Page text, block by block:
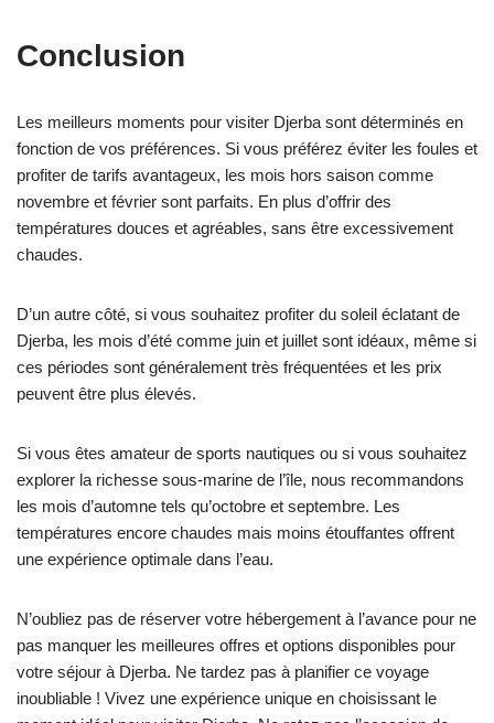
Conclusion
Les meilleurs moments pour visiter Djerba sont déterminés en
fonction de vos préférences. Si vous préférez éviter les foules et
profiter de tarifs avantageux, les mois hors saison comme
novembre et février sont parfaits. En plus d’offrir des
températures douces et agréables, sans être excessivement
chaudes.
D’un autre côté, si vous souhaitez profiter du soleil éclatant de
Djerba, les mois d’été comme juin et juillet sont idéaux, même si
ces périodes sont généralement très fréquentées et les prix
peuvent être plus élevés.
Si vous êtes amateur de sports nautiques ou si vous souhaitez
explorer la richesse sous-marine de l’île, nous recommandons
les mois d’automne tels qu’octobre et septembre. Les
températures encore chaudes mais moins étouffantes offrent
une expérience optimale dans l’eau.
N’oubliez pas de réserver votre hébergement à l’avance pour ne
pas manquer les meilleures offres et options disponibles pour
votre séjour à Djerba. Ne tardez pas à planifier ce voyage
inoubliable ! Vivez une expérience unique en choisissant le